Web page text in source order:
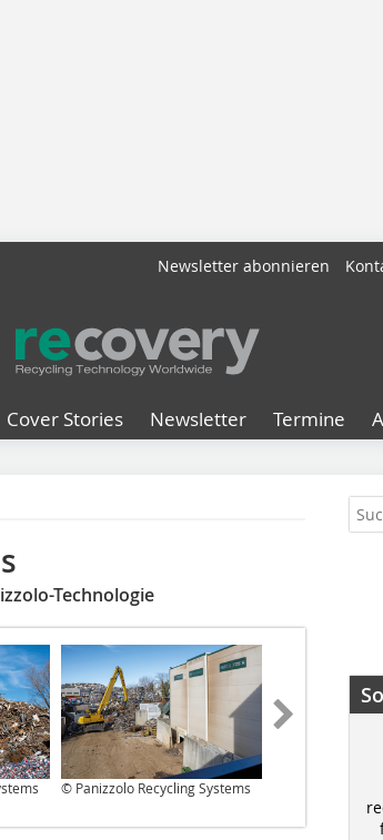
Newsletter abonnieren
Cover Stories Newsletter Termine
Technologie
© Panizzolo Recycling Systems © Panizzolo